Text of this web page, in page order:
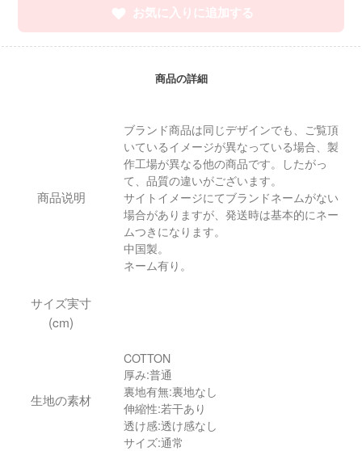
お気に入りに追加する
商品の詳細
商品说明
ブランド商品は同じデザインでも、ご覧頂
いているイメージが異なっている場合、製
作工場が異なる他の商品です。したがっ
て、品質の違いがございます。
サイトイメージにてブランドネームがない
場合がありますが、発送時は基本的にネー
ムつきになります。
中国製。
ネーム有り。
サイズ実寸
(cm)
生地の素材
COTTON
厚み:普通
裏地有無:裏地なし
伸縮性:若干あり
透け感:透け感なし
サイズ:通常